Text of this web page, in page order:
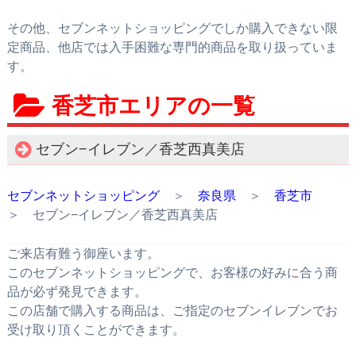
その他、セブンネットショッピングでしか購入できない限
定商品、他店では入手困難な専門的商品を取り扱っていま
す。
香芝市エリアの一覧
セブン−イレブン／香芝西真美店
セブンネットショッピング＞ 奈良県 ＞ 香芝市
＞ セブン−イレブン／香芝西真美店
ご来店有難う御座います。
このセブンネットショッピングで、お客様の好みに合う商
品が必ず発見できます。
この店舗で購入する商品は、ご指定のセブンイレブンでお
受け取り頂くことができます。